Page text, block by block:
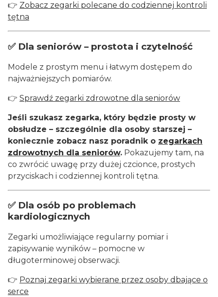
👉 Zobacz zegarki polecane do codziennej kontroli
tętna
✅ Dla seniorów – prostota i czytelność
Modele z prostym menu i łatwym dostępem do
najważniejszych pomiarów.
👉 Sprawdź zegarki zdrowotne dla seniorów
Jeśli szukasz zegarka, który będzie prosty w
obsłudze – szczególnie dla osoby starszej –
koniecznie zobacz nasz poradnik o zegarkach
zdrowotnych dla seniorów. Pokazujemy tam, na
co zwrócić uwagę przy dużej czcionce, prostych
przyciskach i codziennej kontroli tętna.
✅ Dla osób po problemach
kardiologicznych
Zegarki umożliwiające regularny pomiar i
zapisywanie wyników – pomocne w
długoterminowej obserwacji.
👉 Poznaj zegarki wybierane przez osoby dbające o
serce